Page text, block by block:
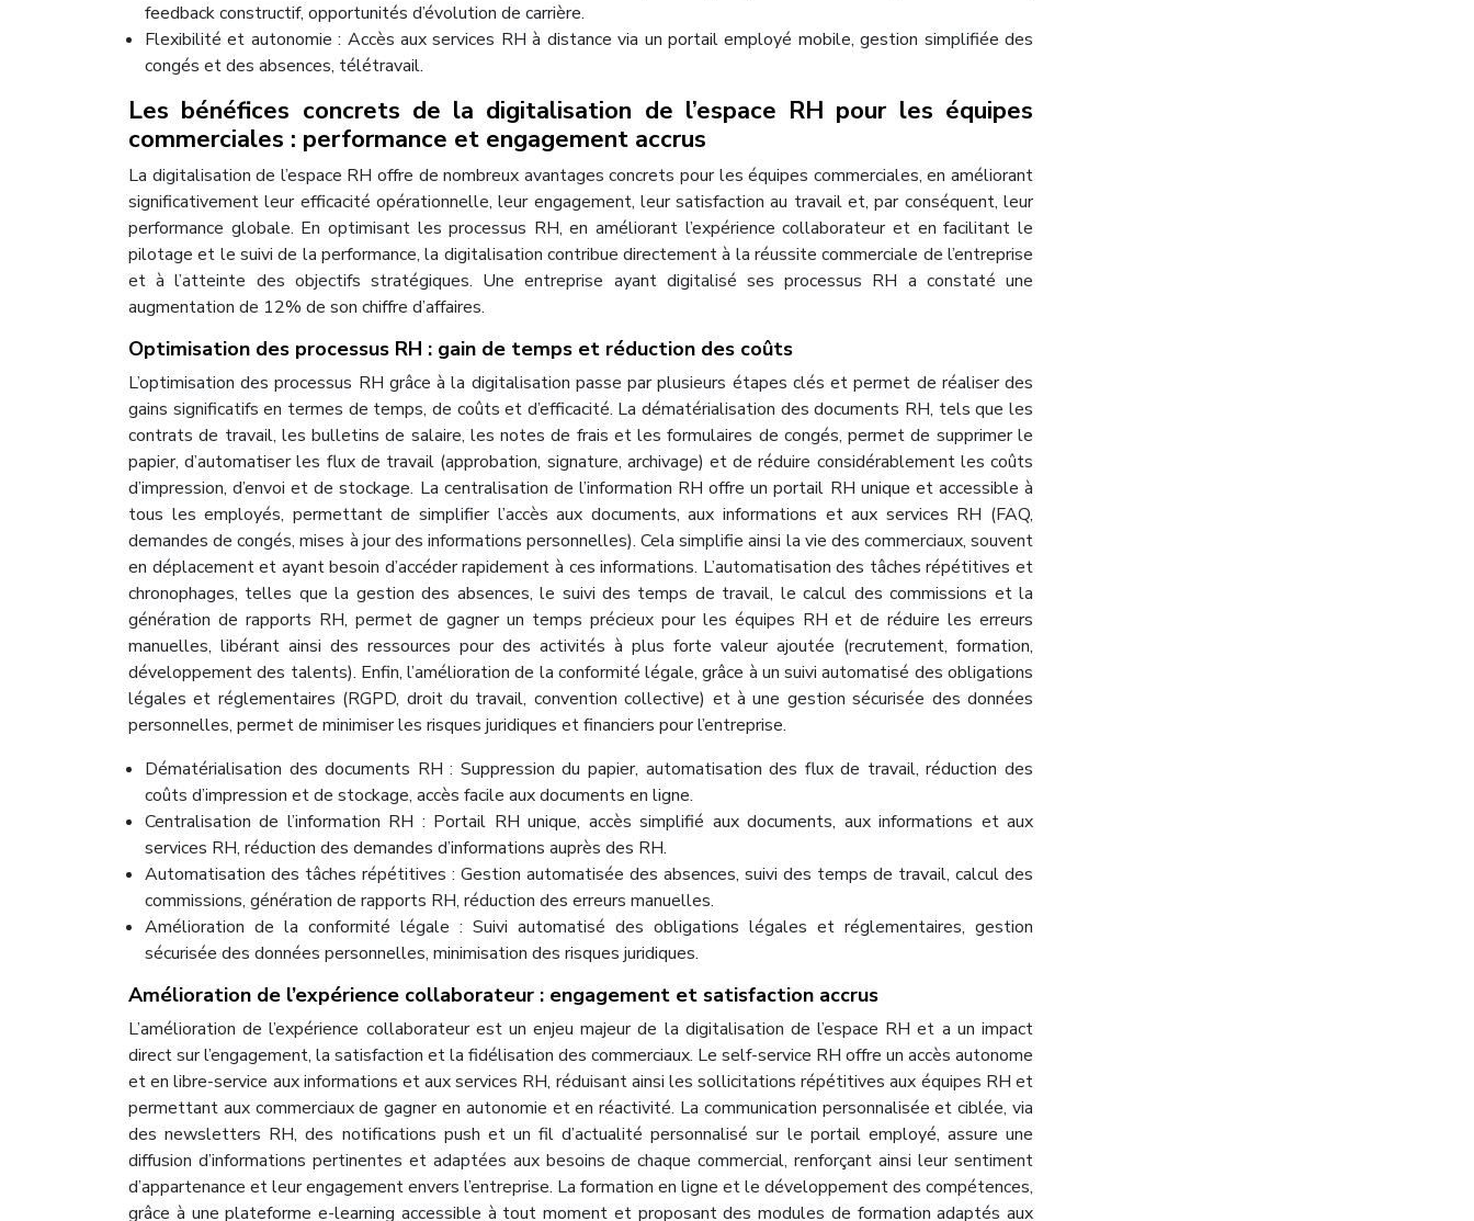
feedback constructif, opportunités d’évolution de carrière.
Flexibilité et autonomie : Accès aux services RH à distance via un portail employé mobile, gestion simplifiée des
congés et des absences, télétravail.
Les bénéfices concrets de la digitalisation de l’espace RH pour les équipes
commerciales : performance et engagement accrus
La digitalisation de l’espace RH offre de nombreux avantages concrets pour les équipes commerciales, en améliorant
significativement leur efficacité opérationnelle, leur engagement, leur satisfaction au travail et, par conséquent, leur
performance globale. En optimisant les processus RH, en améliorant l’expérience collaborateur et en facilitant le
pilotage et le suivi de la performance, la digitalisation contribue directement à la réussite commerciale de l’entreprise
et à l’atteinte des objectifs stratégiques. Une entreprise ayant digitalisé ses processus RH a constaté une
augmentation de 12% de son chiffre d’affaires.
Optimisation des processus RH : gain de temps et réduction des coûts
L’optimisation des processus RH grâce à la digitalisation passe par plusieurs étapes clés et permet de réaliser des
gains significatifs en termes de temps, de coûts et d’efficacité. La dématérialisation des documents RH, tels que les
contrats de travail, les bulletins de salaire, les notes de frais et les formulaires de congés, permet de supprimer le
papier, d’automatiser les flux de travail (approbation, signature, archivage) et de réduire considérablement les coûts
d’impression, d’envoi et de stockage. La centralisation de l’information RH offre un portail RH unique et accessible à
tous les employés, permettant de simplifier l’accès aux documents, aux informations et aux services RH (FAQ,
demandes de congés, mises à jour des informations personnelles). Cela simplifie ainsi la vie des commerciaux, souvent
en déplacement et ayant besoin d’accéder rapidement à ces informations. L’automatisation des tâches répétitives et
chronophages, telles que la gestion des absences, le suivi des temps de travail, le calcul des commissions et la
génération de rapports RH, permet de gagner un temps précieux pour les équipes RH et de réduire les erreurs
manuelles, libérant ainsi des ressources pour des activités à plus forte valeur ajoutée (recrutement, formation,
développement des talents). Enfin, l’amélioration de la conformité légale, grâce à un suivi automatisé des obligations
légales et réglementaires (RGPD, droit du travail, convention collective) et à une gestion sécurisée des données
personnelles, permet de minimiser les risques juridiques et financiers pour l’entreprise.
Dématérialisation des documents RH : Suppression du papier, automatisation des flux de travail, réduction des
coûts d’impression et de stockage, accès facile aux documents en ligne.
Centralisation de l’information RH : Portail RH unique, accès simplifié aux documents, aux informations et aux
services RH, réduction des demandes d’informations auprès des RH.
Automatisation des tâches répétitives : Gestion automatisée des absences, suivi des temps de travail, calcul des
commissions, génération de rapports RH, réduction des erreurs manuelles.
Amélioration de la conformité légale : Suivi automatisé des obligations légales et réglementaires, gestion
sécurisée des données personnelles, minimisation des risques juridiques.
Amélioration de l’expérience collaborateur : engagement et satisfaction accrus
L’amélioration de l’expérience collaborateur est un enjeu majeur de la digitalisation de l’espace RH et a un impact
direct sur l’engagement, la satisfaction et la fidélisation des commerciaux. Le self-service RH offre un accès autonome
et en libre-service aux informations et aux services RH, réduisant ainsi les sollicitations répétitives aux équipes RH et
permettant aux commerciaux de gagner en autonomie et en réactivité. La communication personnalisée et ciblée, via
des newsletters RH, des notifications push et un fil d’actualité personnalisé sur le portail employé, assure une
diffusion d’informations pertinentes et adaptées aux besoins de chaque commercial, renforçant ainsi leur sentiment
d’appartenance et leur engagement envers l’entreprise. La formation en ligne et le développement des compétences,
grâce à une plateforme e-learning accessible à tout moment et proposant des modules de formation adaptés aux